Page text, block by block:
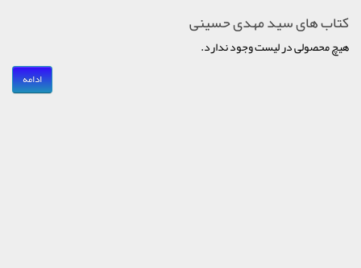
کتاب های سید مهدی حسینی
هیچ محصولی در لیست وجود ندارد.
ادامه